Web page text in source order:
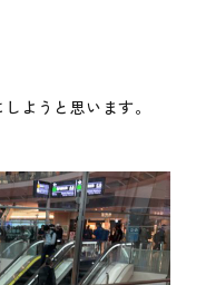
ようと思います。